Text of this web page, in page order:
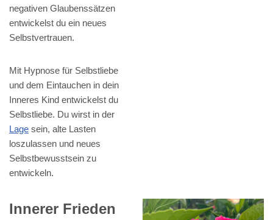
negativen Glaubenssätzen
entwickelst du ein neues
Selbstvertrauen.
Mit Hypnose für Selbstliebe
und dem Eintauchen in dein
Inneres Kind entwickelst du
Selbstliebe. Du wirst in der
Lage sein, alte Lasten
loszulassen und neues
Selbstbewusstsein zu
entwickeln.
Innerer Frieden